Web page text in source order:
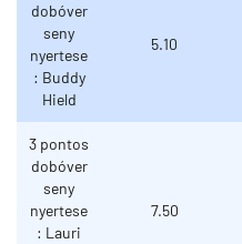
dobóver
seny
nyertese
: Buddy
Hield
5.10
3 pontos
dobóver
seny
nyertese
: Lauri
7.50